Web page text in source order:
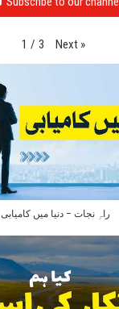
1 / 3 Next »
راہِ نجات – دنیا میں کامیابی